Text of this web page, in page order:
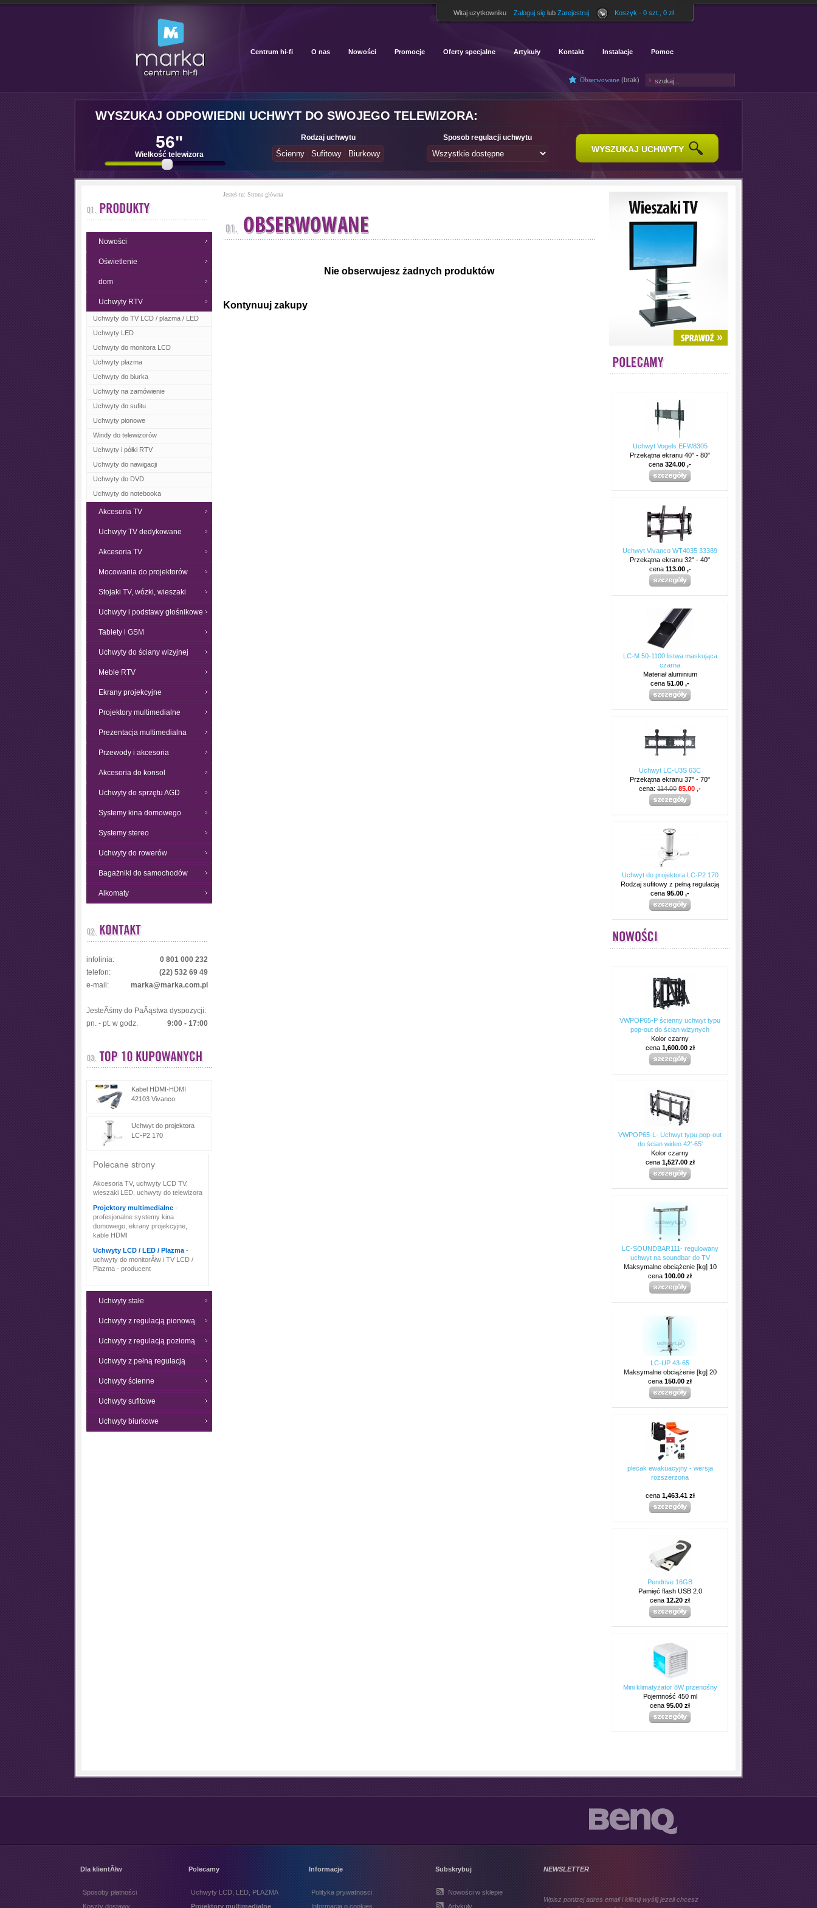
Witaj uzytkowniku Zaloguj się lub Zarejestruj Koszyk - 0 szt., 0 zł
Centrum hi-fi O nas Nowości Promocje Oferty specjalne Artykuły Kontakt Instalacje Pomoc
Obserwowane (brak)
WYSZUKAJ ODPOWIEDNI UCHWYT DO SWOJEGO TELEWIZORA:
56"
Wielkość telewizora
Rodzaj uchwytu Sposob regulacji uchwytu
WYSZUKAJ UCHWYTY
Nowości
Oświetlenie
dom
Uchwyty RTV
Uchwyty do TV LCD / plazma / LED
Uchwyty LED
Uchwyty do monitora LCD
Uchwyty plazma
Uchwyty do biurka
Uchwyty na zamówienie
Uchwyty do sufitu
Uchwyty pionowe
Windy do telewizorów
Uchwyty i półki RTV
Uchwyty do nawigacji
Uchwyty do DVD
Uchwyty do notebooka
Akcesoria TV
Uchwyty TV dedykowane
Akcesoria TV
Mocowania do projektorów
Stojaki TV, wózki, wieszaki
Uchwyty i podstawy głośnikowe
Tablety i GSM
Uchwyty do ściany wizyjnej
Meble RTV
Ekrany projekcyjne
Projektory multimedialne
Prezentacja multimedialna
Przewody i akcesoria
Akcesoria do konsol
Uchwyty do sprzętu AGD
Systemy kina domowego
Systemy stereo
Uchwyty do rowerów
Bagażniki do samochodów
Alkomaty
infolinia:
0 801 000 232
telefon:
(22) 532 69 49
e-mail:
marka@marka.com.pl
JesteÂśmy do PaĂąstwa dyspozycji:
pn. - pt. w godz.
9:00 - 17:00
Kabel HDMI-HDMI
42103 Vivanco
Uchwyt do projektora
LC-P2 170
Polecane strony
Akcesoria TV, uchwyty LCD TV,
wieszaki LED, uchwyty do telewizora
Projektory multimedialne -
profesjonalne systemy kina
domowego, ekrany projekcyjne,
kable HDMI
Uchwyty LCD / LED / Plazma -
uchwyty do monitorĂłw i TV LCD /
Plazma - producent
Uchwyty stałe
Uchwyty z regulacją pionową
Uchwyty z regulacją poziomą
Uchwyty z pełną regulacją
Uchwyty ścienne
Uchwyty sufitowe
Uchwyty biurkowe
Jesteś tu: Strona główna
Nie obserwujesz żadnych produktów
Kontynuuj zakupy
Uchwyt Vogels EFW8305
Przekątna ekranu 40" - 80"
cena 324.00 ,-
Uchwyt Vivanco WT4035 33389
Przekątna ekranu 32" - 40"
cena 113.00 ,-
LC-M 50-1100 listwa maskująca
czarna
Materiał aluminium
cena 51.00 ,-
Uchwyt LC-U3S 63C
Przekątna ekranu 37" - 70"
cena: 114.00 85.00 ,-
Uchwyt do projektora LC-P2 170
Rodzaj sufitowy z pełną regulacją
cena 95.00 ,-
VWPOP65-P ścienny uchwyt typu
pop-out do ścian wizynych
Kolor czarny
cena 1,600.00 zł
VWPOP65-L- Uchwyt typu pop-out
do ścian wideo 42'-65'
Kolor czarny
cena 1,527.00 zł
LC-SOUNDBAR111- regulowany
uchwyt na soundbar do TV
Maksymalne obciążenie [kg] 10
cena 100.00 zł
LC-UP 43-65
Maksymalne obciążenie [kg] 20
cena 150.00 zł
plecak ewakuacyjny - wersja
rozszerzona
cena 1,463.41 zł
Pendrive 16GB
Pamięć flash USB 2.0
cena 12.20 zł
Mini klimatyzator 8W przenośny
Pojemność 450 ml
cena 95.00 zł
Dla klientĂłw
Sposoby płatności
Koszty dostawy
Polecamy
Uchwyty LCD, LED, PLAZMA
Projektory multimedialne
Informacje
Polityka prywatnosci
Informacja o cookies
Subskrybuj
Nowości w sklepie
Artykuły
NEWSLETTER
Wpisz ponizej adres email i kliknij wyślij jezeli chcesz